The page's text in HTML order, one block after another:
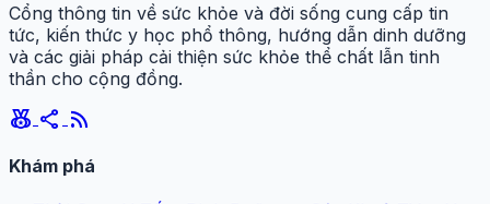
Cổng thông tin về sức khỏe và đời sống cung cấp tin
tức, kiến thức y học phổ thông, hướng dẫn dinh dưỡng
và các giải pháp cải thiện sức khỏe thể chất lẫn tinh
thần cho cộng đồng.
social_leaderboard share rss_feed
Khám phá